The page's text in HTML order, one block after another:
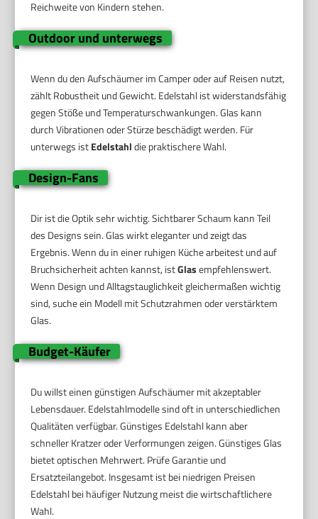
Reichweite von Kindern stehen.
Outdoor und unterwegs
Wenn du den Aufschäumer im Camper oder auf Reisen nutzt,
zählt Robustheit und Gewicht. Edelstahl ist widerstandsfähig
gegen Stöße und Temperaturschwankungen. Glas kann
durch Vibrationen oder Stürze beschädigt werden. Für
unterwegs istEdelstahldie praktischere Wahl.
Design-Fans
Dir ist die Optik sehr wichtig. Sichtbarer Schaum kann Teil
des Designs sein. Glas wirkt eleganter und zeigt das
Ergebnis. Wenn du in einer ruhigen Küche arbeitest und auf
Bruchsicherheit achten kannst, istGlasempfehlenswert.
Wenn Design und Alltagstauglichkeit gleichermaßen wichtig
sind, suche ein Modell mit Schutzrahmen oder verstärktem
Glas.
Budget-Käufer
Du willst einen günstigen Aufschäumer mit akzeptabler
Lebensdauer. Edelstahlmodelle sind oft in unterschiedlichen
Qualitäten verfügbar. Günstiges Edelstahl kann aber
schneller Kratzer oder Verformungen zeigen. Günstiges Glas
bietet optischen Mehrwert. Prüfe Garantie und
Ersatzteilangebot. Insgesamt ist bei niedrigen Preisen
Edelstahl bei häufiger Nutzung meist die wirtschaftlichere
Wahl.